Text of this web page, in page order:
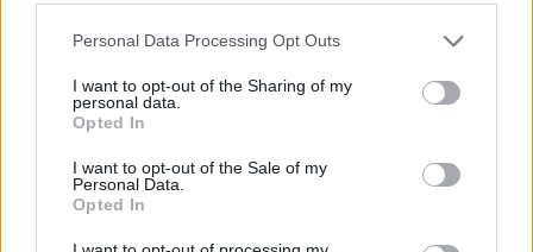
Personal Data Processing Opt Outs
I want to opt-out of the Sharing of my
personal data.
Opted In
I want to opt-out of the Sale of my
Personal Data.
Opted In
characters
ÚLTIMES NOTÍCIES